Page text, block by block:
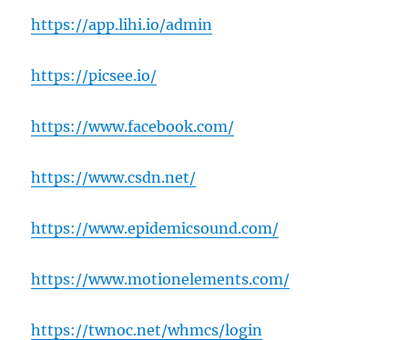
https://app.lihi.io/admin
https://picsee.io/
https://www.facebook.com/
https://www.csdn.net/
https://www.epidemicsound.com/
https://www.motionelements.com/
https://twnoc.net/whmcs/login